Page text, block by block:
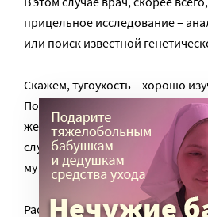
прицельное исследование –
или поиск известной
Скажем, тугоухость – хорошо
Половина людей с отсутствием
же мутацию. Так что при данном
случаев достаточно будет сдать
мутацию.
Расходы на исследование